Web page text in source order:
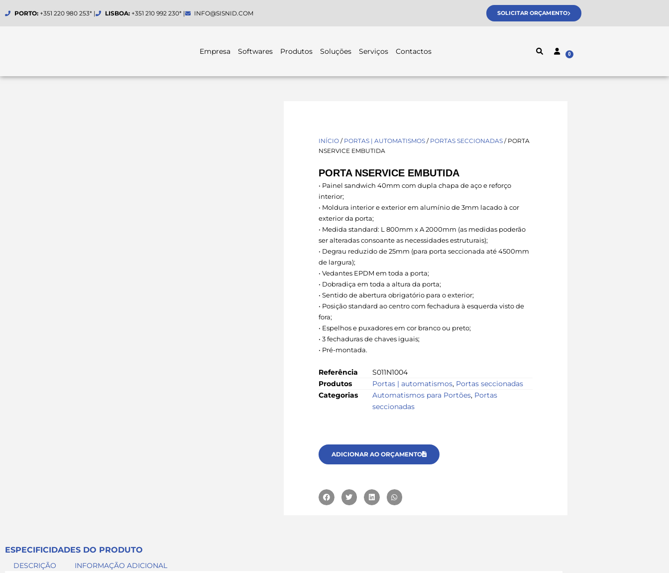
to
PORTO:+351 220 980 253* | LISBOA:+351 210 992 230* | INFO@SISNID.COM SOLICITAR ORÇAMENTO
Empresa Softwares Produtos Soluções Serviços Contactos
INÍCIO / PORTAS | AUTOMATISMOS / PORTAS SECCIONADAS / PORTA
NSERVICE EMBUTIDA
PORTA NSERVICE EMBUTIDA
• Painel sandwich 40mm com dupla chapa de aço e reforço
interior;
• Moldura interior e exterior em alumínio de 3mm lacado à cor
exterior da porta;
• Medida standard: L 800mm x A 2000mm (as medidas poderão
ser alteradas consoante as necessidades estruturais);
• Degrau reduzido de 25mm (para porta seccionada até 4500mm
de largura);
• Vedantes EPDM em toda a porta;
• Dobradiça em toda a altura da porta;
• Sentido de abertura obrigatório para o exterior;
• Posição standard ao centro com fechadura à esquerda visto de
fora;
• Espelhos e puxadores em cor branco ou preto;
• 3 fechaduras de chaves iguais;
• Pré-montada.
Referência
S011N1004
Produtos
Portas | automatismos, Portas seccionadas
Categorias
Automatismos para Portões, Portas
seccionadas
ADICIONAR AO ORÇAMENTO
ESPECIFICIDADES DO PRODUTO
DESCRIÇÃO INFORMAÇÃO ADICIONAL